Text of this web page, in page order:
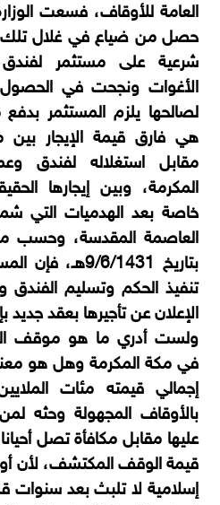
العامة للأوقاف، فسعت
حصل من ضياع في غلال تلك
شرعية على مستثمر لفندق
الأغوات ونجحت في
لصالحها يلزم المستثمر
هي فارق قيمة الإيجار بين
مقابل استغلاله لفندق
المكرمة، وبين إيجارها
خاصة بعد الهدميات التي
العاصمة المقدسة، وحسب
بتاريخ 9/6/
تنفيذ الحكم وتسليم الفندق
الإعلان عن تأجيرها بعقد جديد
ولست أدري ما هو موقف
في مكة المكرمة وهل هو
إجمالي قيمته مئات
بالأوقاف المجهولة وحثه
عليها مقابل مكافأة تصل
قيمة الوقف المكتشف، لأن
إسلامية لا تلبث بعد سنوات